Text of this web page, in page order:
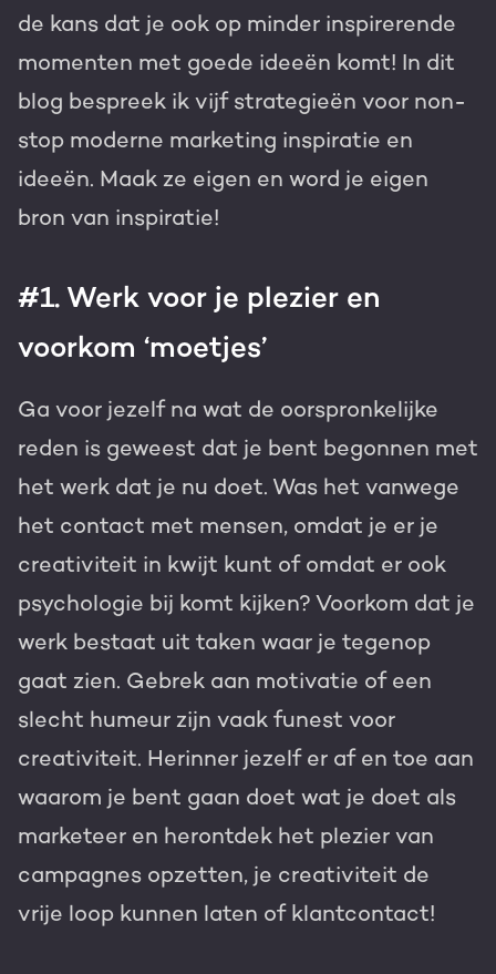
de kans dat je ook op minder inspirerende
momenten met goede ideeën komt! In dit
blog bespreek ik vijf strategieën voor non-
stop moderne marketing inspiratie en
ideeën. Maak ze eigen en word je eigen
bron van inspiratie!
#1. Werk voor je plezier en
voorkom ‘moetjes’
Ga voor jezelf na wat de oorspronkelijke
reden is geweest dat je bent begonnen met
het werk dat je nu doet. Was het vanwege
het contact met mensen, omdat je er je
creativiteit in kwijt kunt of omdat er ook
psychologie bij komt kijken? Voorkom dat je
werk bestaat uit taken waar je tegenop
gaat zien. Gebrek aan motivatie of een
slecht humeur zijn vaak funest voor
creativiteit. Herinner jezelf er af en toe aan
waarom je bent gaan doet wat je doet als
marketeer en herontdek het plezier van
campagnes opzetten, je creativiteit de
vrije loop kunnen laten of klantcontact!